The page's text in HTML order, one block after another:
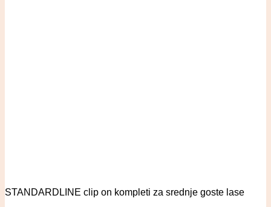
STANDARDLINE clip on kompleti za srednje goste lase